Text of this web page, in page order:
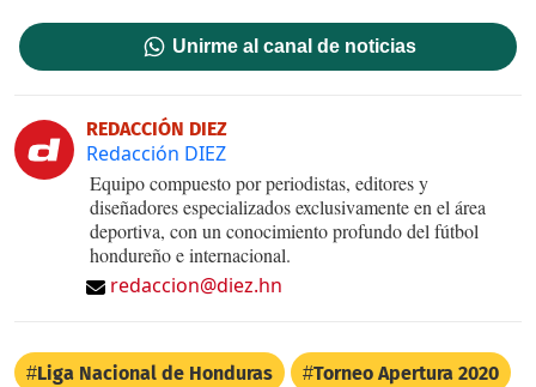
Unirme al canal de noticias
REDACCIÓN DIEZ
Redacción DIEZ
Equipo compuesto por periodistas, editores y
diseñadores especializados exclusivamente en el área
deportiva, con un conocimiento profundo del fútbol
hondureño e internacional.
redaccion@diez.hn
Liga Nacional de Honduras Torneo Apertura 2020